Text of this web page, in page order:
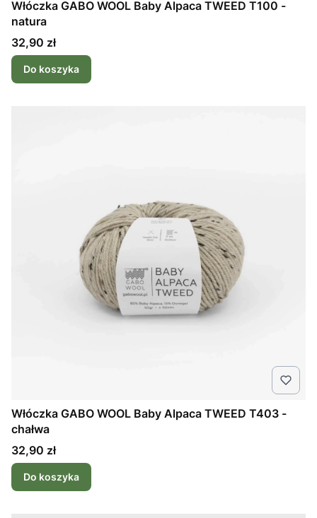
Włóczka GABO WOOL Baby Alpaca TWEED T100 -
natura
Cena
32,90 zł
Do koszyka
Włóczka GABO WOOL Baby Alpaca TWEED T403 -
chałwa
Cena
32,90 zł
Do koszyka